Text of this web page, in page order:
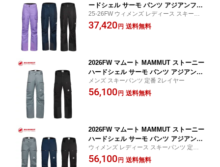
ードシェル サーモ パンツ アジアンフィ
ット Fall Line HS Thermo Pants AF W
omen 1020-13690
25-26FW ウィメンズ レディース スキーパ
ンツ 2レイヤー フリーライド
37,420 円 送料無料
2026FW マムート MAMMUT ストーニー
ハードシェル サーモ パンツ アジアンフ
ィット Stoney HS Thermo Pants AF M
en 1020-13720
メンズ スキーパンツ 定番 2レイヤー
56,100 円 送料無料
2026FW マムート MAMMUT ストーニー
ハードシェル サーモ パンツ アジアンフ
ィット Stoney HS Thermo Pants AF W
omen 1020-13730
ウィメンズ レディース スキーパンツ 定番 2
レイヤー
56,100 円 送料無料